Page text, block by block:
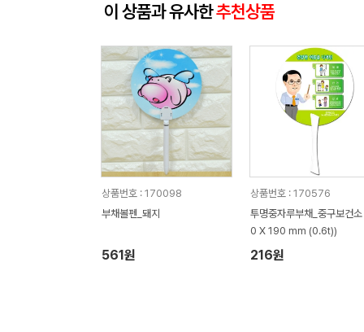
이 상품과 유사한추천상품
상품번호 : 170098
부채볼펜_돼지
561원
상품번호 : 170576
투명중자루부채_중구보건
0 X 190 mm (0.6t))
216원